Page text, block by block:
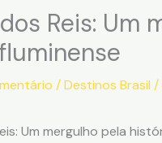
Reis: Um
/Destinos Brasil /
Um mergulho pela